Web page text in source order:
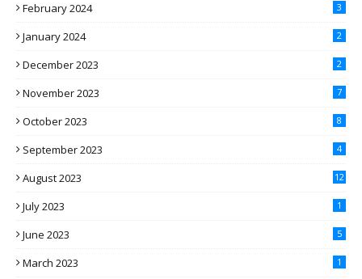
February 2024 3
January 2024 2
December 2023 2
November 2023 7
October 2023 8
September 2023 4
August 2023 12
July 2023 1
June 2023 5
March 2023 1